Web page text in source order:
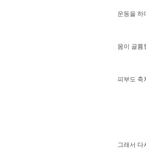
운동을 하
몸이 골륨
피부도 축
그래서 다